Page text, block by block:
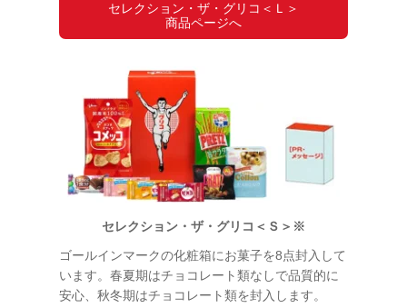
セレクション・ザ・グリコ＜Ｌ＞
商品ページへ
セレクション・ザ・グリコ＜Ｓ＞※
ゴールインマークの化粧箱にお菓子を8点封入して
います。春夏期はチョコレート類なしで品質的に
安心、秋冬期はチョコレート類を封入します。